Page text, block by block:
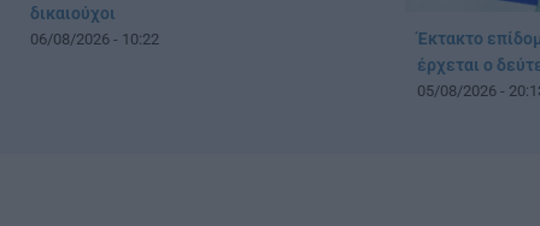
δικαιούχοι
06/08/2026 - 10:22
Έκτακτο
έρχεται ο
05/08/2026 -